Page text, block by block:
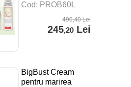
pentru marirea
Cod: PROB60L
490,40Lei
245,20Lei
BigBust Cream
pentru marirea